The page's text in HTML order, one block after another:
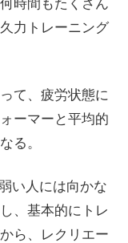
時間もたくさん
力トレーニング
て、疲労状態に
ーマーと平均的
る。
い人には向かな
、基本的にトレ
ら、レクリエー